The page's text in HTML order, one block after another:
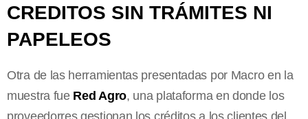
CREDITOS SIN TRÁMITES NI
PAPELEOS
Otra de las herramientas presentadas por Macro en la
muestra fue Red Agro, una plataforma en donde los